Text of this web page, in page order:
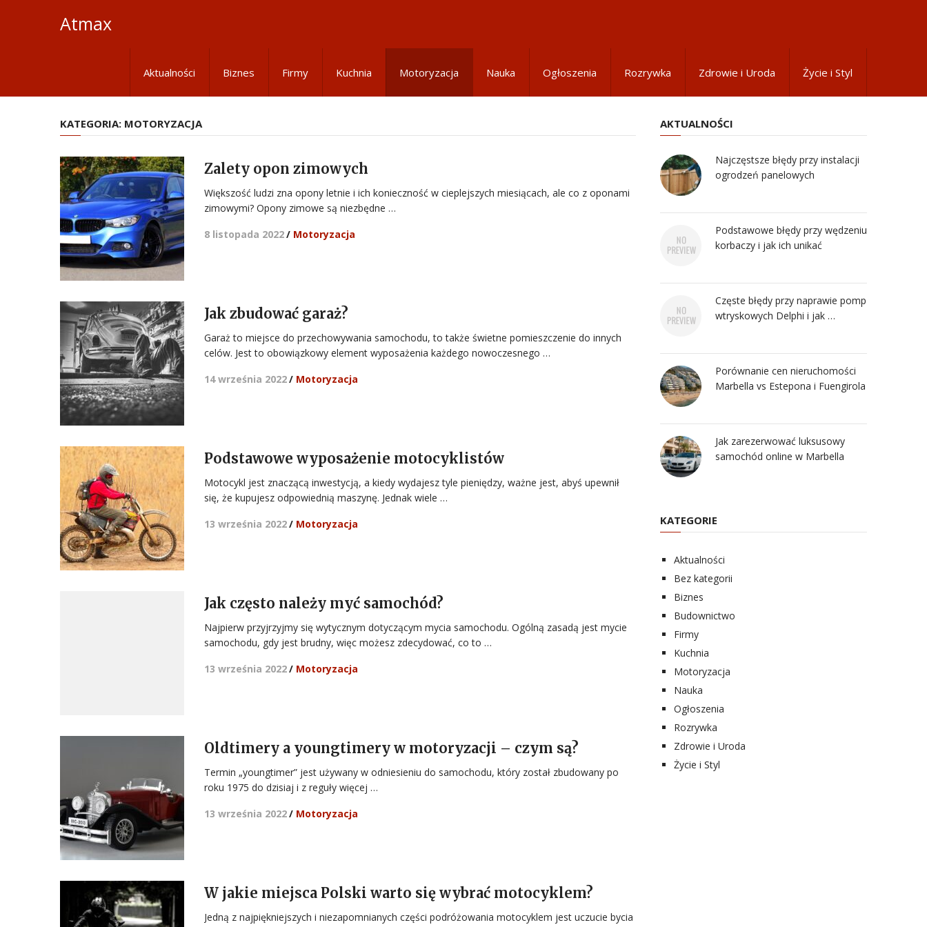
Atmax
Aktualności Biznes Firmy Kuchnia Motoryzacja Nauka Ogłoszenia Rozrywka Zdrowie i Uroda Życie i Styl
KATEGORIA: MOTORYZACJA
Zalety opon zimowych
Większość ludzi zna opony letnie i ich konieczność w cieplejszych miesiącach, ale co z oponami
zimowymi? Opony zimowe są niezbędne …
8 listopada 2022/ Motoryzacja
Jak zbudować garaż?
Garaż to miejsce do przechowywania samochodu, to także świetne pomieszczenie do innych
celów. Jest to obowiązkowy element wyposażenia każdego nowoczesnego …
14 września 2022/ Motoryzacja
Podstawowe wyposażenie motocyklistów
Motocykl jest znaczącą inwestycją, a kiedy wydajesz tyle pieniędzy, ważne jest, abyś upewnił
się, że kupujesz odpowiednią maszynę. Jednak wiele …
13 września 2022/ Motoryzacja
Jak często należy myć samochód?
Najpierw przyjrzyjmy się wytycznym dotyczącym mycia samochodu. Ogólną zasadą jest mycie
samochodu, gdy jest brudny, więc możesz zdecydować, co to …
13 września 2022/ Motoryzacja
Oldtimery a youngtimery w motoryzacji – czym są?
Termin „youngtimer” jest używany w odniesieniu do samochodu, który został zbudowany po
roku 1975 do dzisiaj i z reguły więcej …
13 września 2022/ Motoryzacja
W jakie miejsca Polski warto się wybrać motocyklem?
Jedną z najpiękniejszych i niezapomnianych części podróżowania motocyklem jest uczucie bycia
AKTUALNOŚCI
Najczęstsze błędy przy instalacji
ogrodzeń panelowych
Podstawowe błędy przy wędzeniu
korbaczy i jak ich unikać
Częste błędy przy naprawie pomp
wtryskowych Delphi i jak …
Porównanie cen nieruchomości
Marbella vs Estepona i Fuengirola
Jak zarezerwować luksusowy
samochód online w Marbella
KATEGORIE
Aktualności
Bez kategorii
Biznes
Budownictwo
Firmy
Kuchnia
Motoryzacja
Nauka
Ogłoszenia
Rozrywka
Zdrowie i Uroda
Życie i Styl